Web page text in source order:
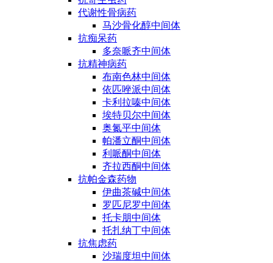
代谢性骨病药
马沙骨化醇中间体
抗痴呆药
多奈哌齐中间体
抗精神病药
布南色林中间体
依匹唑派中间体
卡利拉嗪中间体
埃特贝尔中间体
奥氮平中间体
帕潘立酮中间体
利哌酮中间体
齐拉西酮中间体
抗帕金森药物
伊曲茶碱中间体
罗匹尼罗中间体
托卡朋中间体
托扎纳丁中间体
抗焦虑药
沙瑞度坦中间体